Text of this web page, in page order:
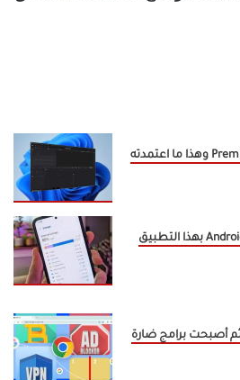
حررت 10 جيجابايت من هاتفي Android بهذا التطبيق